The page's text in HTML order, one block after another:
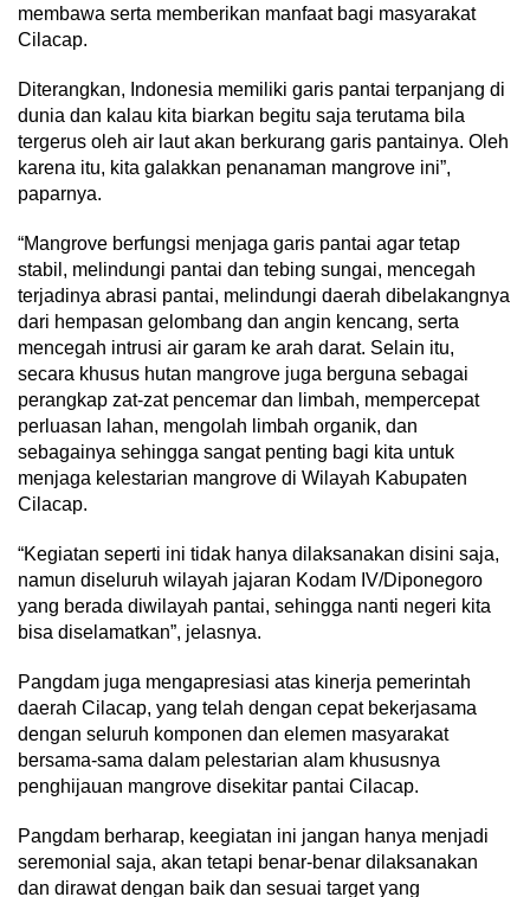
membawa serta memberikan manfaat bagi masyarakat
Cilacap.
Diterangkan, Indonesia memiliki garis pantai terpanjang di
dunia dan kalau kita biarkan begitu saja terutama bila
tergerus oleh air laut akan berkurang garis pantainya. Oleh
karena itu, kita galakkan penanaman mangrove ini”,
paparnya.
“Mangrove berfungsi menjaga garis pantai agar tetap
stabil, melindungi pantai dan tebing sungai, mencegah
terjadinya abrasi pantai, melindungi daerah dibelakangnya
dari hempasan gelombang dan angin kencang, serta
mencegah intrusi air garam ke arah darat. Selain itu,
secara khusus hutan mangrove juga berguna sebagai
perangkap zat-zat pencemar dan limbah, mempercepat
perluasan lahan, mengolah limbah organik, dan
sebagainya sehingga sangat penting bagi kita untuk
menjaga kelestarian mangrove di Wilayah Kabupaten
Cilacap.
“Kegiatan seperti ini tidak hanya dilaksanakan disini saja,
namun diseluruh wilayah jajaran Kodam IV/Diponegoro
yang berada diwilayah pantai, sehingga nanti negeri kita
bisa diselamatkan”, jelasnya.
Pangdam juga mengapresiasi atas kinerja pemerintah
daerah Cilacap, yang telah dengan cepat bekerjasama
dengan seluruh komponen dan elemen masyarakat
bersama-sama dalam pelestarian alam khususnya
penghijauan mangrove disekitar pantai Cilacap.
Pangdam berharap, keegiatan ini jangan hanya menjadi
seremonial saja, akan tetapi benar-benar dilaksanakan
dan dirawat dengan baik dan sesuai target yang